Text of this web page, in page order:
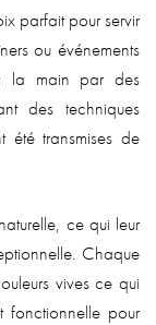
parfait pour servir
ou événements
la main par des
des techniques
été transmises de
ce qui leur
Chaque
vives ce qui
pour